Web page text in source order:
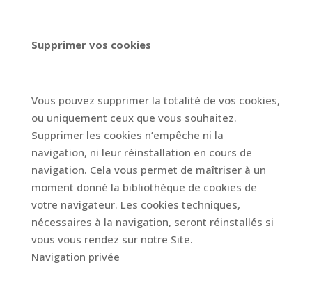
Supprimer vos cookies
Vous pouvez supprimer la totalité de vos cookies,
ou uniquement ceux que vous souhaitez.
Supprimer les cookies n’empêche ni la
navigation, ni leur réinstallation en cours de
navigation. Cela vous permet de maîtriser à un
moment donné la bibliothèque de cookies de
votre navigateur. Les cookies techniques,
nécessaires à la navigation, seront réinstallés si
vous vous rendez sur notre Site.
Navigation privée